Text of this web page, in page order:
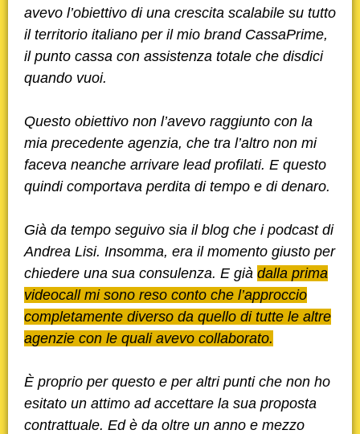
avevo l’obiettivo di una crescita scalabile su tutto
il territorio italiano per il mio brand CassaPrime,
il punto cassa con assistenza totale che disdici
quando vuoi.
Questo obiettivo non l’avevo raggiunto con la
mia precedente agenzia, che tra l’altro non mi
faceva neanche arrivare lead profilati. E questo
quindi comportava perdita di tempo e di denaro.
Già da tempo seguivo sia il blog che i podcast di
Andrea Lisi. Insomma, era il momento giusto per
chiedere una sua consulenza. E già dalla prima
videocall mi sono reso conto che l’approccio
completamente diverso da quello di tutte le altre
agenzie con le quali avevo collaborato.
È proprio per questo e per altri punti che non ho
esitato un attimo ad accettare la sua proposta
contrattuale. Ed è da oltre un anno e mezzo